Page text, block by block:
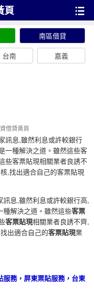
頁
南區借貸
台南
嘉義
借貸黃頁
訊息,雖然利息或許較銀行
一種解決之道。雖然這些客
些客票貼現相關業者良誘不
,找出適合自己的客票貼現
訊息,雖然利息或許較銀行高,
種解決之道。雖然這些客票
客票貼現相關業者良誘不齊,
出適合自己的客票貼現業
務，屏東票貼服務，台東